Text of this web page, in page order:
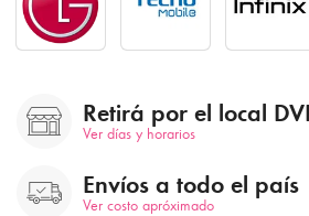
Retirá por el local
Ver días y horarios
Envíos a todo el país
Ver costo apróximado